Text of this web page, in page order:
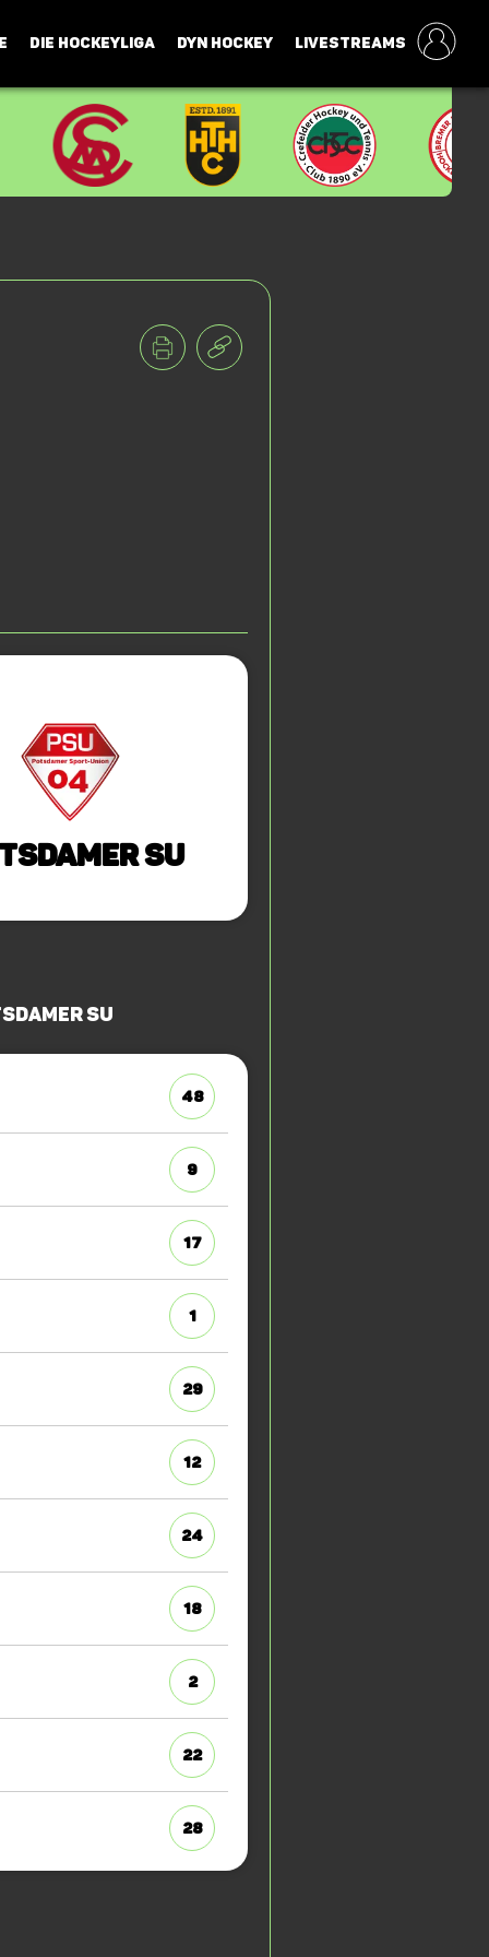
DIE HOCKEYLIGA DYN HOCKEY LIVESTREAMS
SU
SU
48
9
17
1
29
12
24
18
2
22
28